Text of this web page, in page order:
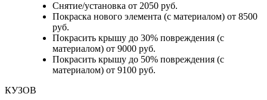
Снятие/установка от 2050 руб.
Покраска нового элемента (с материалом) от 8500
руб.
Покрасить крышу до 30% повреждения (с
материалом) от 9000 руб.
Покрасить крышу до 50% повреждения (с
материалом) от 9100 руб.
КУЗОВ